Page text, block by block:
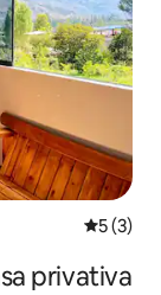
5 de
5 (3)
privativa